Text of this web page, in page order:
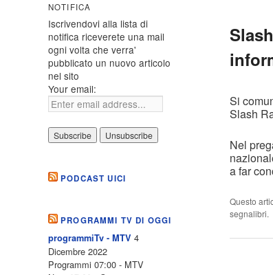
principale
secondario
Si
Slash
Nel
a far
Questo
segnalibri.
NOTIFICA
Iscrivendovi alla lista di
notifica riceverete una mail
ogni volta che verra'
pubblicato un nuovo articolo
nel sito
Your email:
PODCAST UICI
PROGRAMMI TV DI OGGI
programmiTv - MTV 4
Dicembre 2022
Programmi 07:00 - MTV